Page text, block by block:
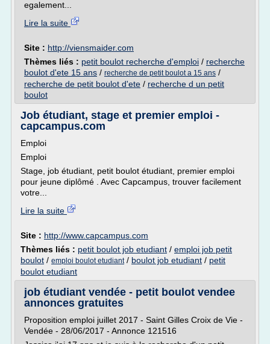
egalement...
Lire la suite
Site : http://viensmaider.com
Thèmes liés : petit boulot recherche d'emploi / recherche
boulot d'ete 15 ans / recherche de petit boulot a 15 ans /
recherche de petit boulot d'ete / recherche d un petit
boulot
Job étudiant, stage et premier emploi -
capcampus.com
Emploi
Emploi
Stage, job étudiant, petit boulot étudiant, premier emploi
pour jeune diplômé . Avec Capcampus, trouver facilement
votre...
Lire la suite
Site : http://www.capcampus.com
Thèmes liés : petit boulot job etudiant / emploi job petit
boulot / emploi boulot etudiant/ boulot job etudiant / petit
boulot etudiant
job étudiant vendée - petit boulot vendee
annonces gratuites
Proposition emploi juillet 2017 - Saint Gilles Croix de Vie -
Vendée - 28/06/2017 - Annonce 121516